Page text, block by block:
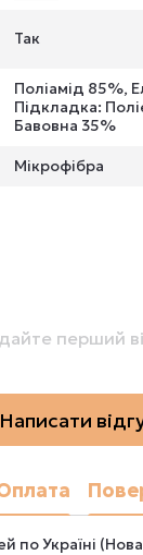
Так
Поліамід 85%,
Підкладка:
Бавовна 35%
Мікрофібра
перший
Написати
по Україні